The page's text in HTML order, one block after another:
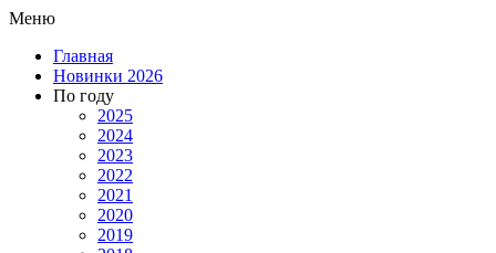
Меню
Главная
Новинки 2026
По году
2025
2024
2023
2022
2021
2020
2019